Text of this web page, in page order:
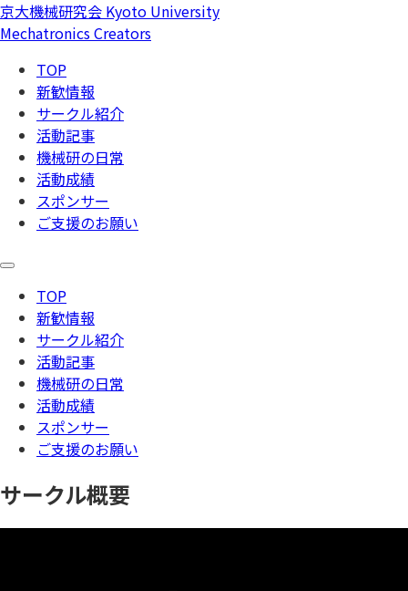
京大機械研究会 Kyoto University
Mechatronics Creators
TOP
新歓情報
サークル紹介
活動記事
機械研の日常
活動成績
スポンサー
ご支援のお願い
TOP
新歓情報
サークル紹介
活動記事
機械研の日常
活動成績
スポンサー
ご支援のお願い
サークル概要